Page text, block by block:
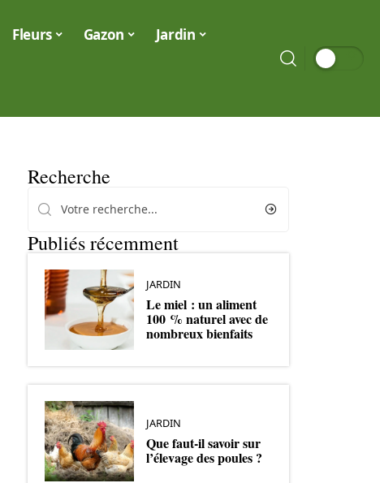
Fleurs Gazon Jardin
Recherche
Publiés récemment
JARDIN
Le miel : un aliment
100 % naturel avec de
nombreux bienfaits
JARDIN
Que faut-il savoir sur
l’élevage des poules ?